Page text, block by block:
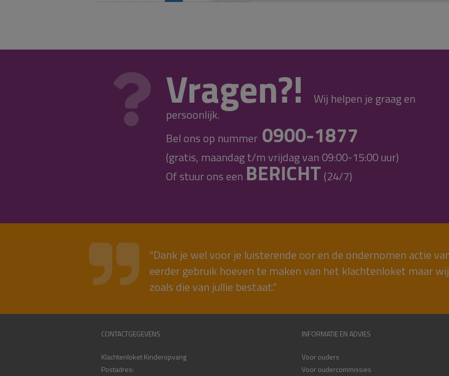
Vragen?!
Wij helpen je graag en
persoonlijk.
Bel ons op nummer 0900-1877
(gratis, maandag t/m vrijdag van 09:00-15:00 uur)
Of stuur ons een BERICHT (24/7)
“Dank je wel voor je luisterende oor en de ondernomen actie
eerder gebruik hoeven te maken van het klachtenloket maar
zoals die van jullie bestaat.”
CONTACTGEGEVENS
Klachtenloket Kinderopvang
Postadres:
INFORMATIE EN ADVIES
Voor ouders
Voor oudercommissies